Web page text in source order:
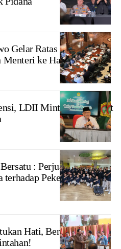
Gelar Ratas di Hari
ke Hambalang
LDII Minta Masyarakat
: Perjuangan dan
Pekerja dan
Hati, Beri yang